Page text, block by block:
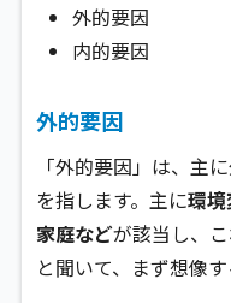
外的要因
内的要因
外的要因
「外的要因」は、主
を指します。主に環
家庭などが該当し、
と聞いて、まず想像